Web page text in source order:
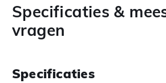
Specificaties &
vragen
Specificaties